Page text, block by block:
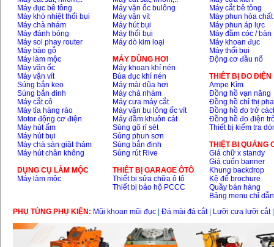
Máy đục bê tông
Máy khò nhiệt thổi bụi
Máy chà nhám
Máy đánh bóng
Máy soi phay router
Máy bào gỗ
Máy làm mộc
Máy vặn ốc
Máy vặn vít
Súng bắn keo
Súng bắn đinh
Máy cắt cỏ
Máy tỉa hàng rào
Motor động cơ điện
Máy hút ẩm
Máy hút bụi
Máy chà sàn giặt thảm
Máy hút chân không
DỤNG CỤ LÀM MỘC
Máy làm mộc
Máy vặn ốc bulông
Máy vặn vít
Máy hút bụi
Máy thổi bụi
Máy dò kim loại
MÁY DÙNG HƠI
Máy khoan khí nén
Búa đục khí nén
Máy mài dũa hơi
Máy chà nhám
Máy cưa máy cắt
Máy vặn bu lông ốc vít
Máy đầm khuôn cát
Súng gõ rỉ sét
Súng phun sơn
Súng bắn đinh
Súng rút Rive
THIÊT BỊ GARAGE ÔTÔ
Thiết bị sửa chữa ô tô
Thiết bị bảo hộ PCCC
Máy cắt bê tông
Máy phun hóa chất
Máy phun áp lực
Máy đầm cóc / bàn
Máy khoan đục
Máy thổi bụi
Động cơ đầu nổ
THIÊT BỊ ĐO ĐIỆN
Ampe Kìm
Đồng hồ vạn năng
Đồng hồ chỉ thị pha
Đồng hồ đo trở
Đồng hồ đo điện
Thiết bị kiểm tra
THIỆT BỊ QUẢNG
Giá chữ x standy
Giá cuốn banner
Khung backdrop
Kệ để brochure
Quầy bán hàng
Bảng menu chỉ dẫn
PHỤ TÙNG PHỤ KIỆN: Mũi khoan mũi đục Đá mài đá cắt| Lưỡi cưa lưỡi cắt